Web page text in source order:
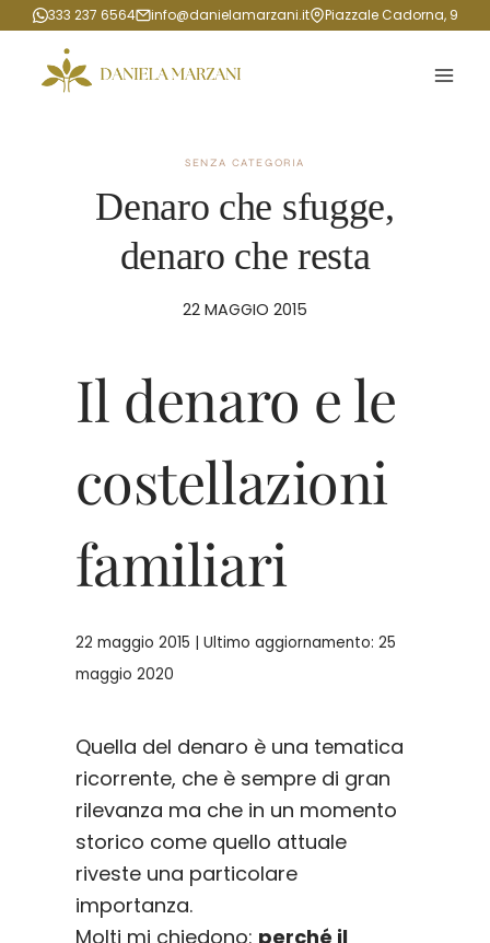
Salta
contenuto
333 237 6564 info@danielamarzani.it Piazzale Cadorna, 9
SENZA CATEGORIA
Denaro che sfugge,
denaro che resta
22 MAGGIO 2015
Il denaro e le
costellazioni
familiari
22 maggio 2015 | Ultimo aggiornamento: 25
maggio 2020
Quella del denaro è una tematica
ricorrente, che è sempre di gran
rilevanza ma che in un momento
storico come quello attuale
riveste una particolare
importanza.
Molti mi chiedono: perché il